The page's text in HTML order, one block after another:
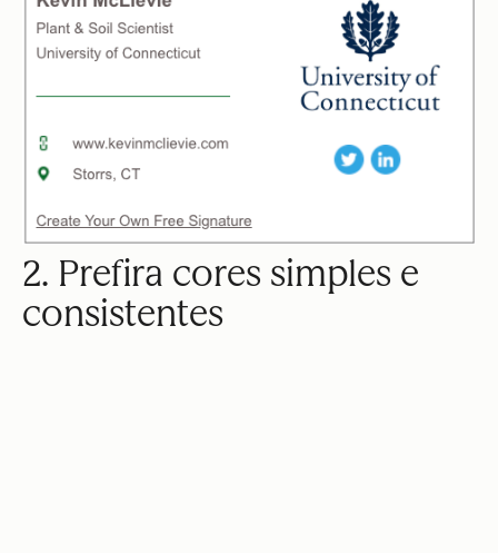
2. Prefira cores simples e
consistentes